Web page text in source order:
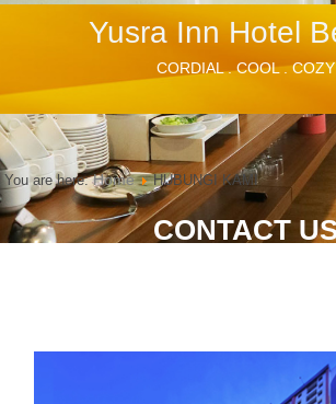
Yusra Inn Hotel
CORDIAL . COOL . COZY
You are here:Home HUBUNGI KAMI
CONTACT